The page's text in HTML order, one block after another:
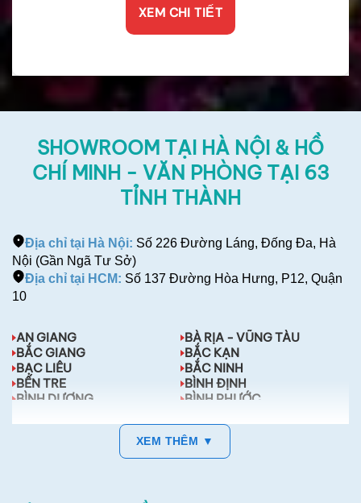
XEM CHI TIẾT
SHOWROOM TẠI HÀ NỘI & HỒ
CHÍ MINH - VĂN PHÒNG TẠI 63
TỈNH THÀNH
Địa chỉ tại Hà Nội: Số 226 Đường Láng, Đống Đa, Hà
Nội (Gần Ngã Tư Sở)
Địa chỉ tại HCM: Số 137 Đường Hòa Hưng, P12, Quận
10
AN GIANG
BÀ RỊA - VŨNG TÀU
BẮC GIANG
BẮC KẠN
BẠC LIÊU
BẮC NINH
BẾN TRE
BÌNH ĐỊNH
BÌNH DƯƠNG
BÌNH PHƯỚC
XEM THÊM ▼